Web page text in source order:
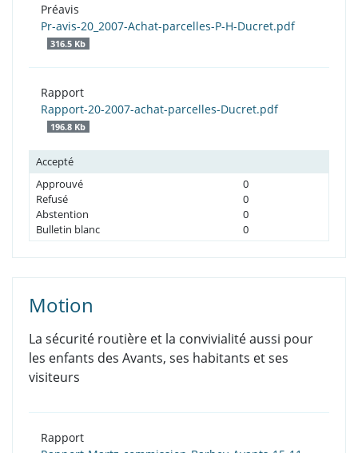
Préavis
Pr-avis-20_2007-Achat-parcelles-P-H-Ducret.pdf
316.5 Kb
Rapport
Rapport-20-2007-achat-parcelles-Ducret.pdf
196.8 Kb
Accepté
Approuvé
0
Refusé
0
Abstention
0
Bulletin blanc
0
Motion
La sécurité routière et la convivialité aussi pour
les enfants des Avants, ses habitants et ses
visiteurs
Rapport